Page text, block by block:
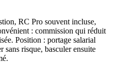
RC Pro souvent incluse,
: commission qui réduit
Position : portage salarial
sans risque, basculer ensuite